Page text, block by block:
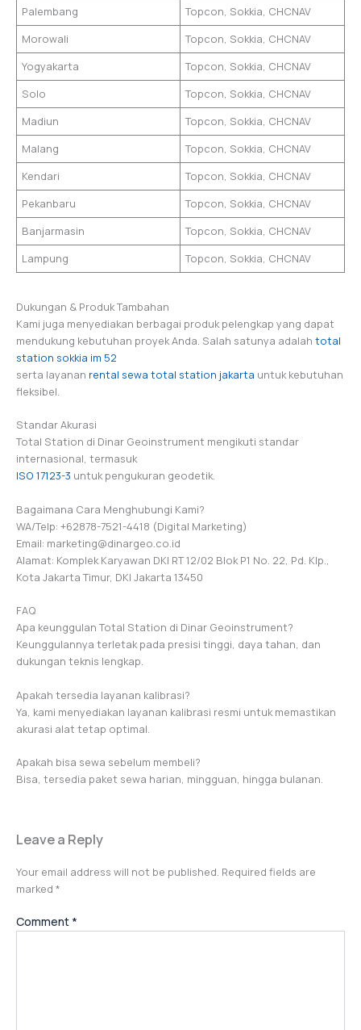
Palembang
Topcon, Sokkia, CHCNAV
Morowali
Topcon, Sokkia, CHCNAV
Yogyakarta
Topcon, Sokkia, CHCNAV
Solo
Topcon, Sokkia, CHCNAV
Madiun
Topcon, Sokkia, CHCNAV
Malang
Topcon, Sokkia, CHCNAV
Kendari
Topcon, Sokkia, CHCNAV
Pekanbaru
Topcon, Sokkia, CHCNAV
Banjarmasin
Topcon, Sokkia, CHCNAV
Lampung
Topcon, Sokkia, CHCNAV
Dukungan & Produk Tambahan
Kami juga menyediakan berbagai produk pelengkap yang dapat
mendukung kebutuhan proyek Anda. Salah satunya adalah total
station sokkia im 52
serta layanan rental sewa total station jakarta untuk kebutuhan
fleksibel.
Standar Akurasi
Total Station di Dinar Geoinstrument mengikuti standar
internasional, termasuk
ISO 17123-3 untuk pengukuran geodetik.
Bagaimana Cara Menghubungi Kami?
WA/Telp: +62878-7521-4418 (Digital Marketing)
Email: marketing@dinargeo.co.id
Alamat: Komplek Karyawan DKI RT 12/02 Blok P1 No. 22, Pd. Klp.,
Kota Jakarta Timur, DKI Jakarta 13450
FAQ
Apa keunggulan Total Station di Dinar Geoinstrument?
Keunggulannya terletak pada presisi tinggi, daya tahan, dan
dukungan teknis lengkap.
Apakah tersedia layanan kalibrasi?
Ya, kami menyediakan layanan kalibrasi resmi untuk memastikan
akurasi alat tetap optimal.
Apakah bisa sewa sebelum membeli?
Bisa, tersedia paket sewa harian, mingguan, hingga bulanan.
Leave a Reply
Your email address will not be published. Required fields are
marked *
Comment *